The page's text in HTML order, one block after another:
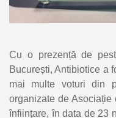
Cu o prezență de
București, Antibiotice a
mai multe voturi din
organizate de
înființare, în data de 23